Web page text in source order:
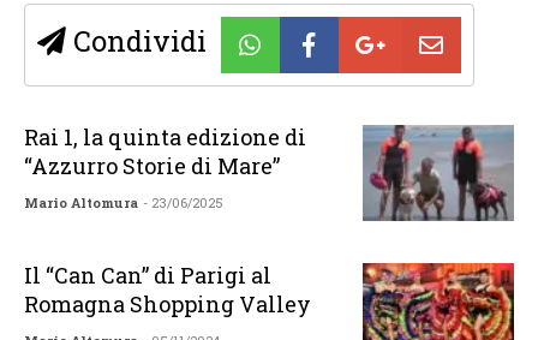
Condividi
Rai 1, la quinta edizione di
“Azzurro Storie di Mare”
Mario Altomura - 23/06/2025
Il “Can Can” di Parigi al
Romagna Shopping Valley